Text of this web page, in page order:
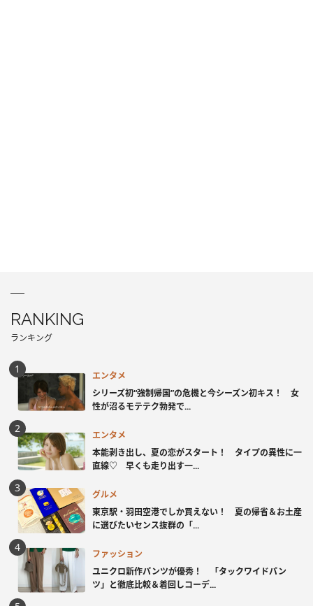
RANKING
ランキング
エンタメ
シリーズ初“強制帰国”の危機と今シーズン初キス！ 女
性が沼るモテテク勃発で...
エンタメ
本能剥き出し、夏の恋がスタート！ タイプの異性に一
直線♡ 早くも走り出す一...
グルメ
東京駅・羽田空港でしか買えない！ 夏の帰省＆お土産
に選びたいセンス抜群の「...
ファッション
ユニクロ新作パンツが優秀！ 「タックワイドパン
ツ」と徹底比較＆着回しコーデ...